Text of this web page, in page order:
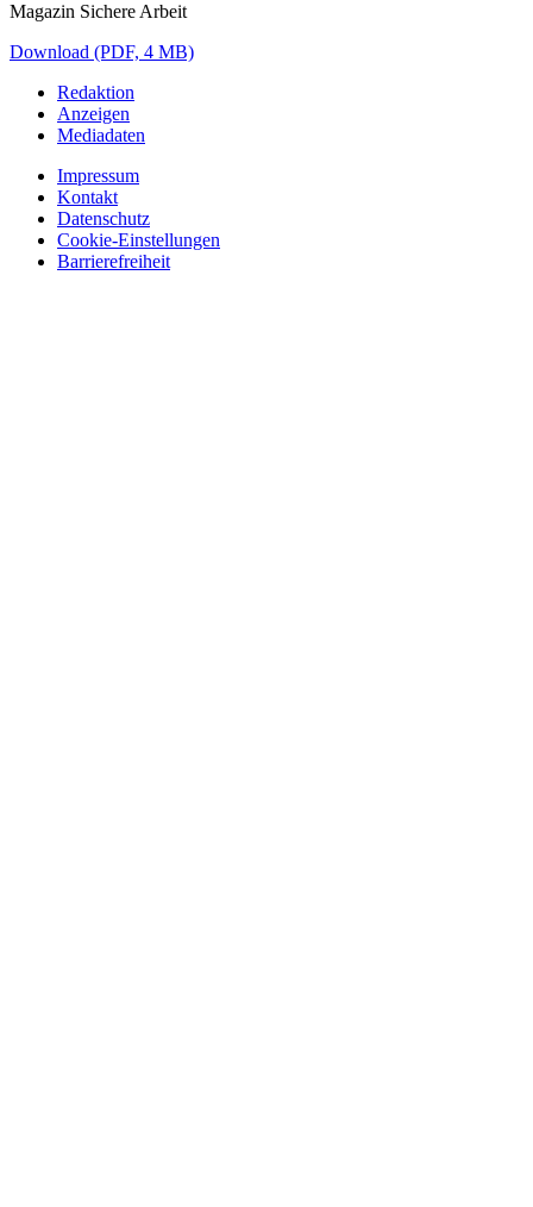
Magazin Sichere Arbeit
Download (PDF, 4 MB)
Redaktion
Anzeigen
Mediadaten
Impressum
Kontakt
Datenschutz
Cookie-Einstellungen
Barrierefreiheit